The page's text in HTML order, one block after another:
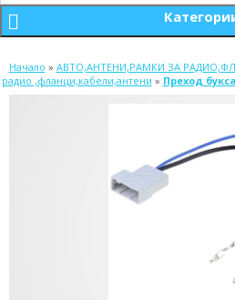
Начало » АВТО,АНТЕНИ,РАМКИ ЗА
радио ,фланци,кабели,антени » Преход